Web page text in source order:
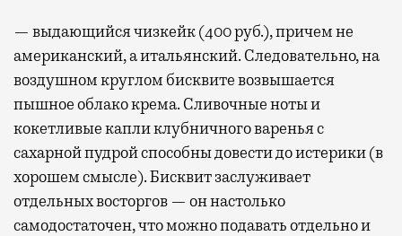
— выдающийся чизкейк (400 руб.), причем не
американский, а итальянский. Следовательно, на
воздушном круглом бисквите возвышается
пышное облако крема. Сливочные ноты и
кокетливые капли клубничного варенья с
сахарной пудрой способны довести до истерики (в
хорошем смысле). Бисквит заслуживает
отдельных восторгов — он настолько
самодостаточен, что можно подавать отдельно и